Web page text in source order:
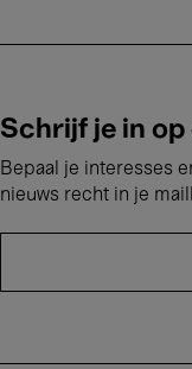
Schrijf je in
Bepaal je interesses
nieuws recht in je